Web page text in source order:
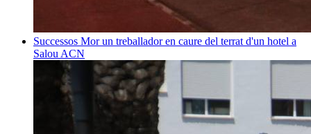
Successos Mor un treballador en caure del terrat d'un hotel a
Salou ACN